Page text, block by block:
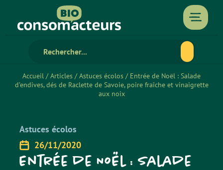
Accueil /Articles /Astuces écolos / Entrée de Noël : Salade
d’endives, dés de Raclette de Savoie, poire fraîche et vinaigrette
aux noix
Astuces écolos
26/11/2020
Entrée de Noël : Salade